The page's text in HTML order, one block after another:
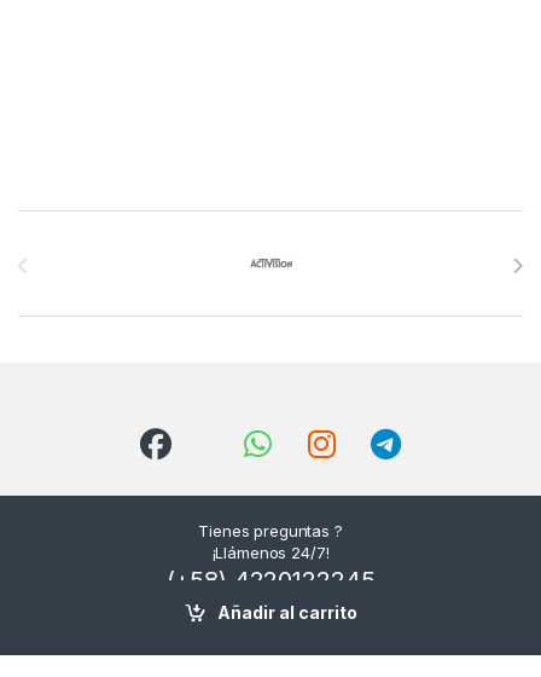
Añadir al carrito
Tienes preguntas ?
¡Llámenos 24/7!
(+58) 4220122245
/ (+58) 4141647277